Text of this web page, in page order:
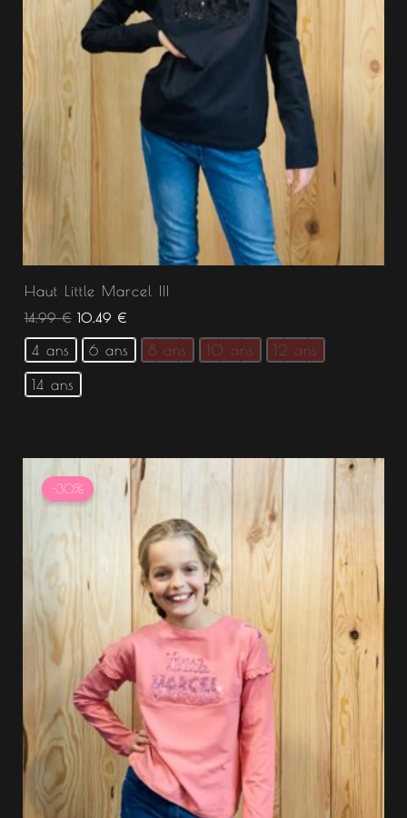
Haut Little Marcel III
14.99€ 10.49 €
4 ans 6 ans 8 ans 10 ans 12 ans
14 ans
-30%
prix
initial
Le
prix
actuel
est :
10.49 €.